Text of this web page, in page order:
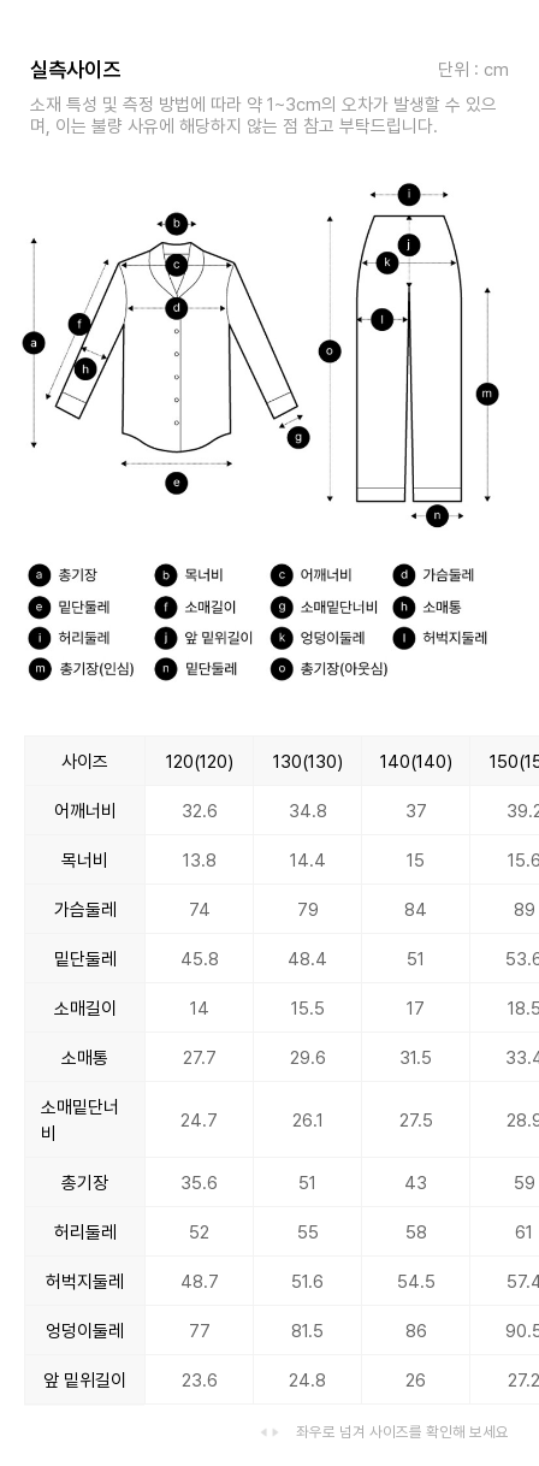
실측사이즈
단위 : cm
소재 특성 및 측정 방법에 따라 약 1~3cm의 오차가 발생할 수 있으
며, 이는 불량 사유에 해당하지 않는 점 참고 부탁드립니다.
사이즈 120(120) 130(130) 140(140)
어깨너비 32.6 34.8 37
목너비 13.8 14.4 15
가슴둘레 74 79 84 89
밑단둘레 45.8 48.4 51
소매길이 14 15.5 17
소매통 27.7 29.6 31.5
소매밑단너
비
24.7 26.1 27.5
총기장 35.6 51 43 59
허리둘레 52 55 58 61
허벅지둘레 48.7 51.6 54.5
엉덩이둘레 77 81.5 86
앞 밑위길이 23.6 24.8 26
좌우로 넘겨 사이즈를 확인해 보세요